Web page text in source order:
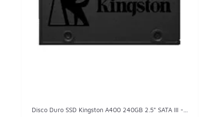
Disco Duro SSD Kingston A400 240GB 2.5" SATA III -...